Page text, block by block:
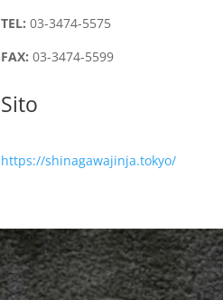
TEL: 03-3474-5575
FAX: 03-3474-5599
Sito
https://shinagawajinja.tokyo/